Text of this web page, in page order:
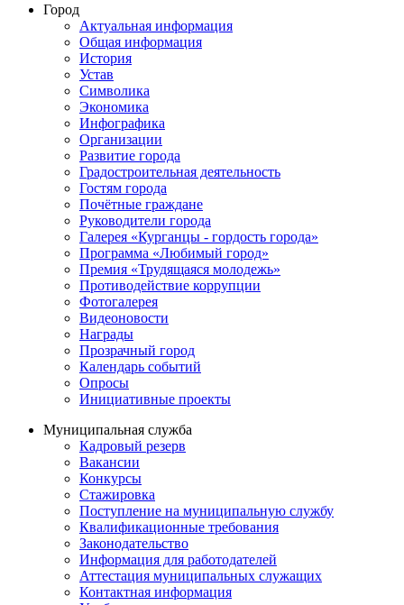
Город
Актуальная информация
Общая информация
История
Устав
Символика
Экономика
Инфографика
Организации
Развитие города
Градостроительная деятельность
Гостям города
Почётные граждане
Руководители города
Галерея «Курганцы - гордость города»
Программа «Любимый город»
Премия «Трудящаяся молодежь»
Противодействие коррупции
Фотогалерея
Видеоновости
Награды
Прозрачный город
Календарь событий
Опросы
Инициативные проекты
Муниципальная служба
Кадровый резерв
Вакансии
Конкурсы
Стажировка
Поступление на муниципальную службу
Квалификационные требования
Законодательство
Информация для работодателей
Аттестация муниципальных служащих
Контактная информация